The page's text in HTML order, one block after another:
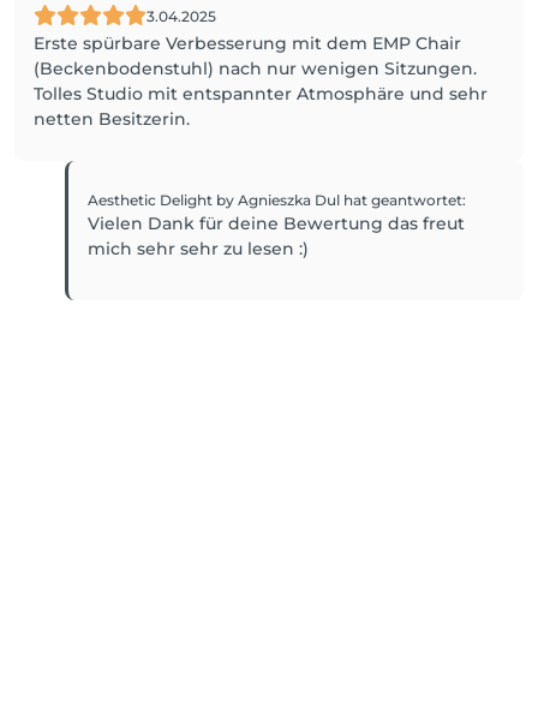
3.04.2025
Erste spürbare Verbesserung mit dem EMP Chair
(Beckenbodenstuhl) nach nur wenigen Sitzungen.
Tolles Studio mit entspannter Atmosphäre und sehr
netten Besitzerin.
Aesthetic Delight by Agnieszka Dul hat geantwortet:
Vielen Dank für deine Bewertung das freut
mich sehr sehr zu lesen :)